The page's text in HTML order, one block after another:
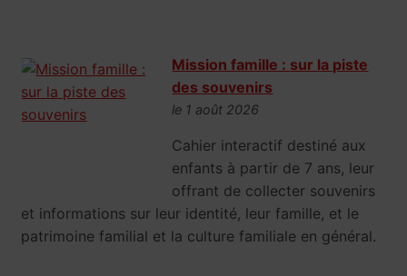
Mission famille : sur la piste
des souvenirs
le 1 août 2026
Cahier interactif destiné aux
enfants à partir de 7 ans, leur
offrant de collecter souvenirs
et informations sur leur identité, leur famille, et le
patrimoine familial et la culture familiale en général.